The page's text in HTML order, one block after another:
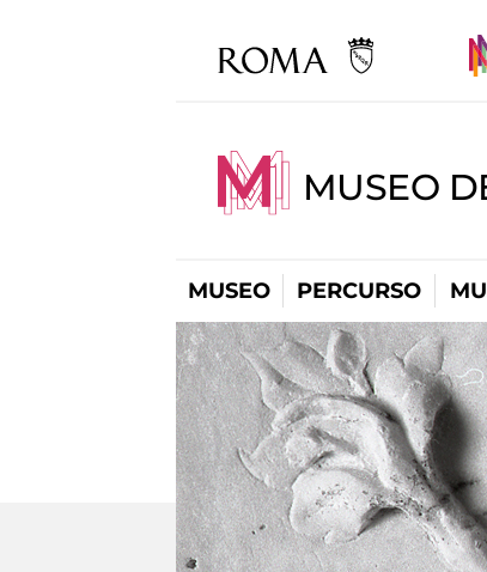
MUSEO
MUSEO PERCURSO